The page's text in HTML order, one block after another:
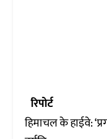
रिपोर्ट
हिमाचल के हाईवे: